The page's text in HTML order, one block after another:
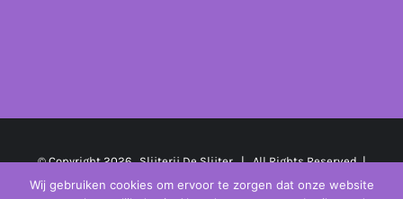
© Copyright2026 Slijterij De Slijter | All Rights Reserved |
Powered by MplusKASSA Woocommerce& WooCommerce
Wij gebruiken cookies om ervoor te zorgen dat onze website